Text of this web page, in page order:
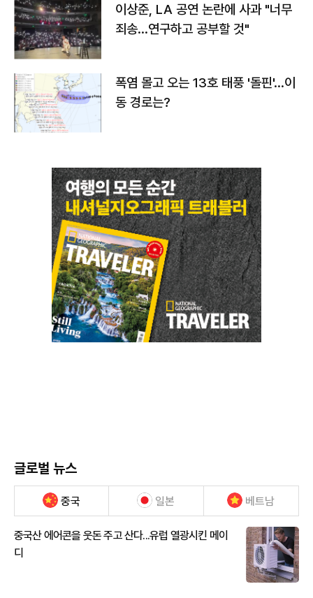
이상준, LA 공연 논란에 사과 "너무
죄송…연구하고 공부할 것"
폭염 몰고 오는 13호 태풍 '돌핀'…이
동 경로는?
글로벌 뉴스
중국 일본 베트남
중국산 에어콘을 웃돈 주고 산다...유럽 열광시킨 메이
디